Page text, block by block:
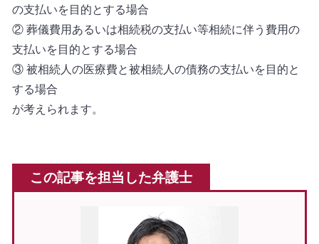
の支払いを目的とする場合
② 葬儀費用あるいは相続税の支払い等相続に伴う費用の
支払いを目的とする場合
③ 被相続人の医療費と被相続人の債務の支払いを目的と
する場合
が考えられます。
この記事を担当した弁護士